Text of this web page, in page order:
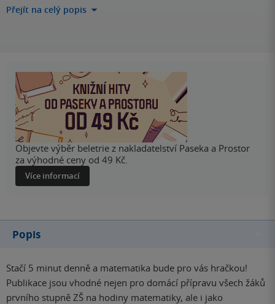
Přejít na celý popis
Objevte výběr beletrie z nakladatelství Paseka a Prostor
za výhodné ceny od 49 Kč.
Více informací
Popis
Stačí 5 minut denně a matematika bude pro vás hračkou!
Publikace jsou vhodné nejen pro domácí přípravu všech žáků
prvního stupně ZŠ na hodiny matematiky, ale i jako